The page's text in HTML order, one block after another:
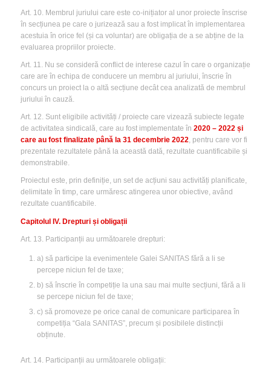
Art. 10. Membrul juriului care este co-inițiator al unor proiecte înscrise
în secțiunea pe care o jurizează sau a fost implicat în implementarea
acestuia în orice fel (și ca voluntar) are obligația de a se abține de la
evaluarea propriilor proiecte.
Art. 11. Nu se consideră conflict de interese cazul în care o organizație
care are în echipa de conducere un membru al juriului, înscrie în
concurs un proiect la o altă secțiune decât cea analizată de membrul
juriului în cauză.
Art. 12. Sunt eligibile activități / proiecte care vizează subiecte legate
de activitatea sindicală, care au fost implementate în 2020 – 2022 și
care au fost finalizate până la 31 decembrie 2022, pentru care vor fi
prezentate rezultatele până la această dată, rezultate cuantificabile și
demonstrabile.
Proiectul este, prin definiție, un set de acțiuni sau activități planificate,
delimitate în timp, care urmăresc atingerea unor obiective, având
rezultate cuantificabile.
Capitolul IV. Drepturi și obligații
Art. 13. Participanții au următoarele drepturi:
a) să participe la evenimentele Galei SANITAS fără a li se
percepe niciun fel de taxe;
b) să înscrie în competiție la una sau mai multe secțiuni, fără a li
se percepe niciun fel de taxe;
c) să promoveze pe orice canal de comunicare participarea în
competiția “Gala SANITAS”, precum și posibilele distincții
obținute.
Art. 14. Participanții au următoarele obligații: